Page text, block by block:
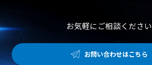
お気軽にご相談ください
お問い合わせはこちら